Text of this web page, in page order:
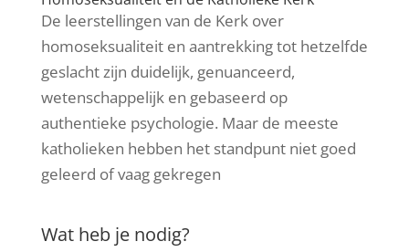
De leerstellingen van de Kerk over
homoseksualiteit en aantrekking tot hetzelfde
geslacht zijn duidelijk, genuanceerd,
wetenschappelijk en gebaseerd op
authentieke psychologie. Maar de meeste
katholieken hebben het standpunt niet goed
geleerd of vaag gekregen
Wat heb je nodig?